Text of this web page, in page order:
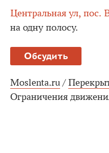
Центральная ул, пос.
на одну полосу.
Обсудить
Moslenta.ru /
Ограничения